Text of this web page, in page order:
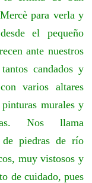
para verla y
el pequeño
ante nuestros
candados y
varios altares
murales y
Nos llama
de piedras de río
muy vistosos y
de cuidado, pues